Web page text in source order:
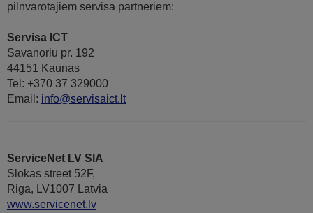
pilnvarotajiem servisa partneriem:
Servisa ICT
Savanoriu pr. 192
44151 Kaunas
Tel: +370 37 329000
Email: info@servisaict.lt
ServiceNet LV SIA
Slokas street 52F,
Riga, LV1007 Latvia
www.servicenet.lv